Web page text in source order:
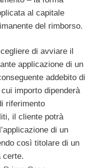
al capitale
del rimborso.
di avviare il
applicazione di un
addebito di
importo dipenderà
riferimento
il cliente potrà
di un
così titolare di un
certe.